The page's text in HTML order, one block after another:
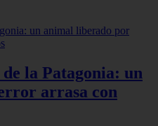
la Patagonia: un
arrasa con